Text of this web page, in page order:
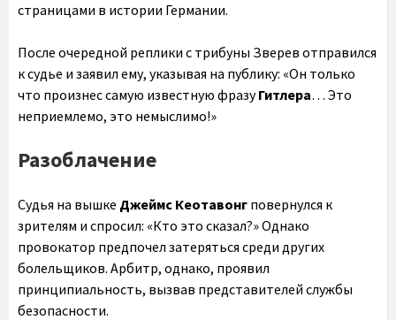
страницами в истории Германии.
После очередной реплики с трибуны Зверев отправился
к судье и заявил ему, указывая на публику: «Он только
что произнес самую известную фразуГитлера… Это
неприемлемо, это немыслимо!»
Разоблачение
Судья на вышке Джеймс Кеотавонг повернулся к
зрителям и спросил: «Кто это сказал?» Однако
провокатор предпочел затеряться среди других
болельщиков. Арбитр, однако, проявил
принципиальность, вызвав представителей службы
безопасности.